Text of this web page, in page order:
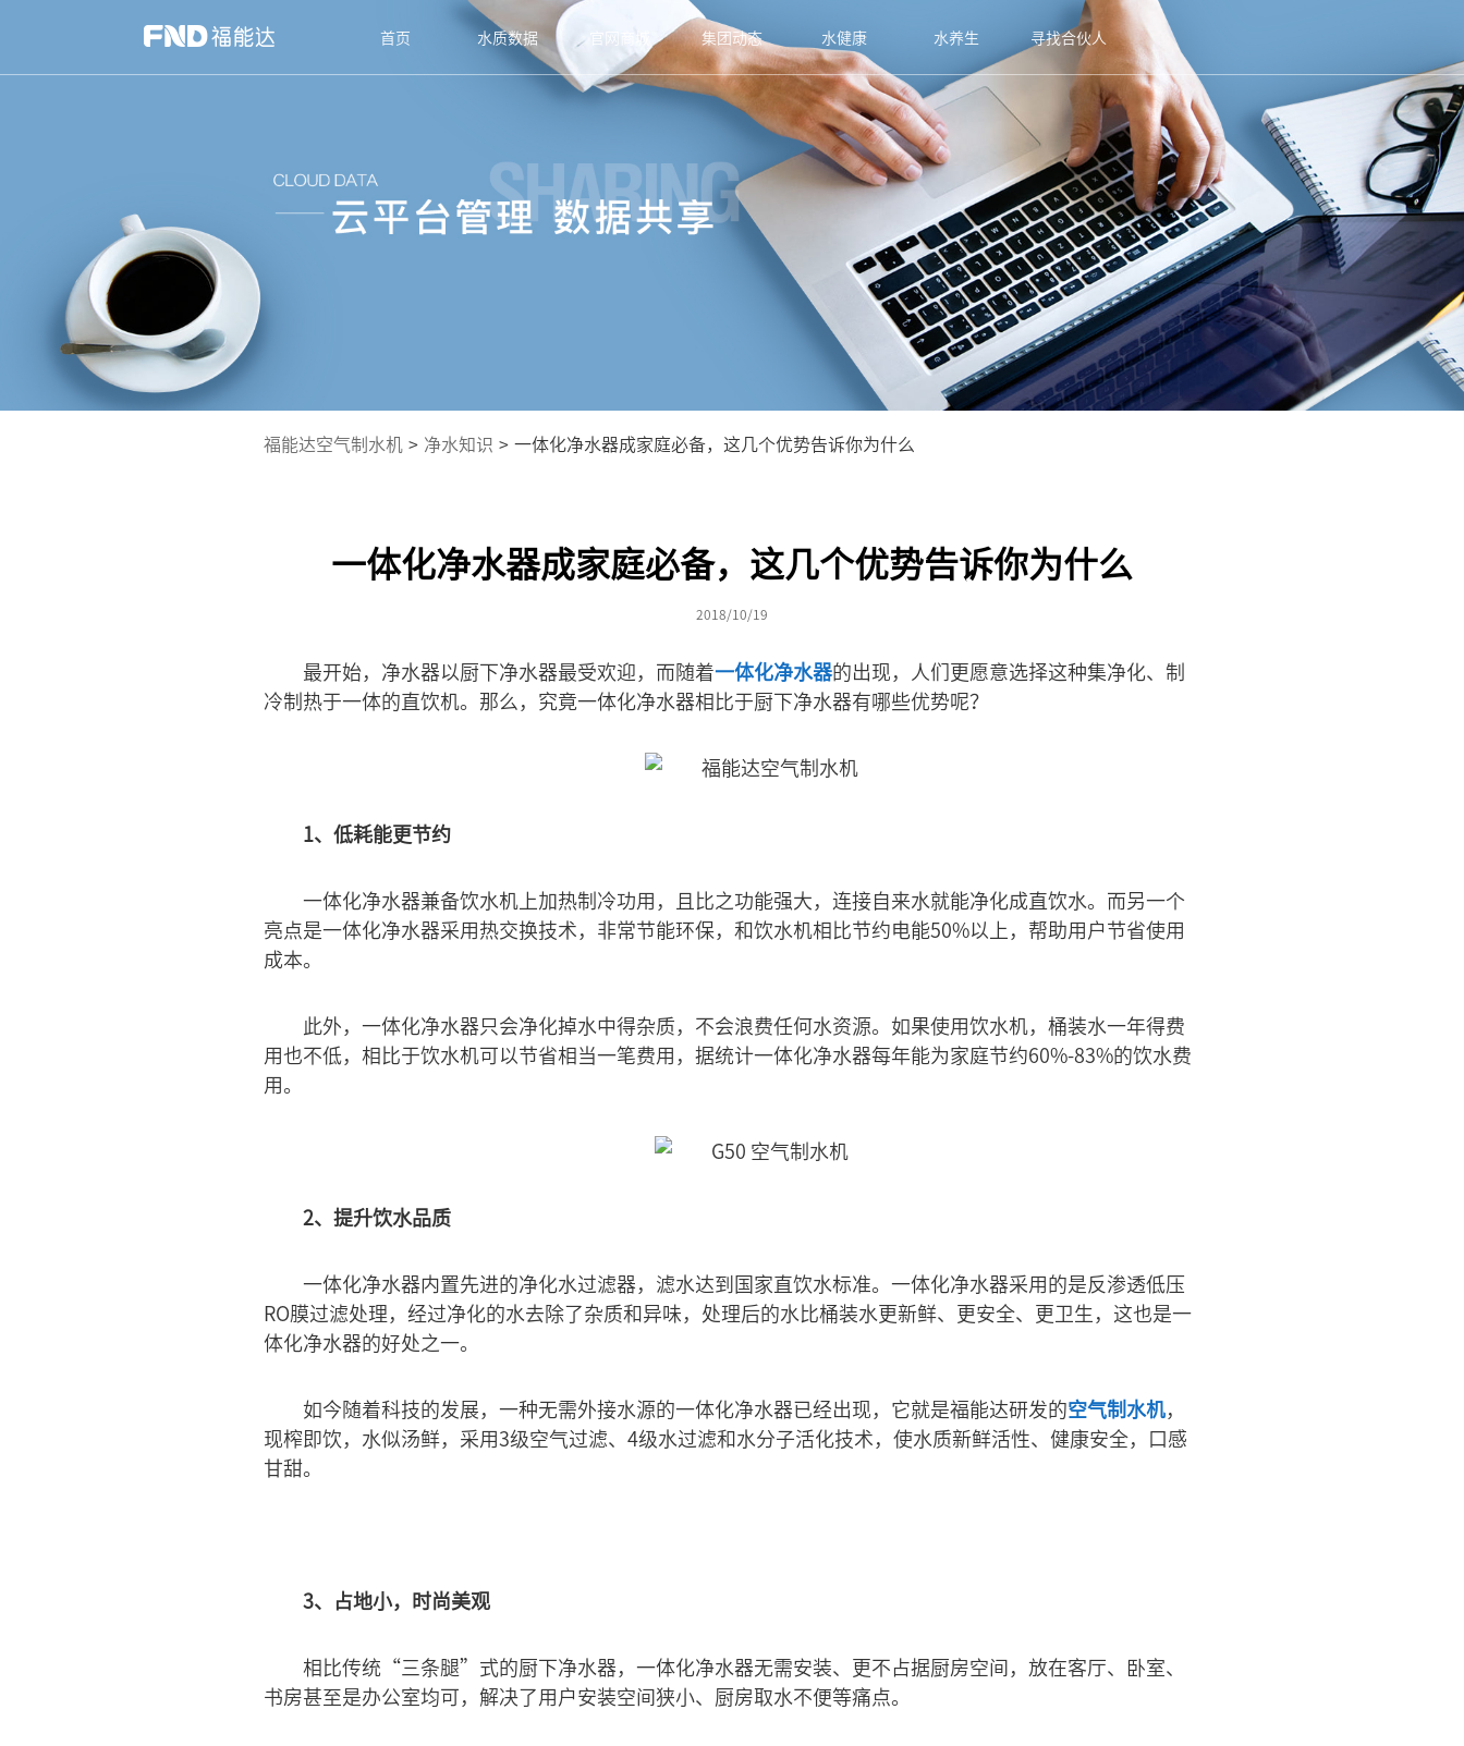
首页 水质数据 官网商城 集团动态 水健康 水养生 寻找合伙人
福能达空气制水机 > 净水知识 > 一体化净水器成家庭必备，这几个优势告诉你为什么
一体化净水器成家庭必备，这几个优势告诉你为什么
2018/10/19
最开始，净水器以厨下净水器最受欢迎，而随着一体化净水器的出现，人们更愿意选择这种集净化、制
冷制热于一体的直饮机。那么，究竟一体化净水器相比于厨下净水器有哪些优势呢？
1、低耗能更节约
一体化净水器兼备饮水机上加热制冷功用，且比之功能强大，连接自来水就能净化成直饮水。而另一个
亮点是一体化净水器采用热交换技术，非常节能环保，和饮水机相比节约电能50%以上，帮助用户节省使用
成本。
此外，一体化净水器只会净化掉水中得杂质，不会浪费任何水资源。如果使用饮水机，桶装水一年得费
用也不低，相比于饮水机可以节省相当一笔费用，据统计一体化净水器每年能为家庭节约60%-83%的饮水费
用。
2、提升饮水品质
一体化净水器内置先进的净化水过滤器，滤水达到国家直饮水标准。一体化净水器采用的是反渗透低压
RO膜过滤处理，经过净化的水去除了杂质和异味，处理后的水比桶装水更新鲜、更安全、更卫生，这也是一
体化净水器的好处之一。
如今随着科技的发展，一种无需外接水源的一体化净水器已经出现，它就是福能达研发的空气制水机，
现榨即饮，水似汤鲜，采用3级空气过滤、4级水过滤和水分子活化技术，使水质新鲜活性、健康安全，口感
甘甜。
3、占地小，时尚美观
相比传统“三条腿”式的厨下净水器，一体化净水器无需安装、更不占据厨房空间，放在客厅、卧室、
书房甚至是办公室均可，解决了用户安装空间狭小、厨房取水不便等痛点。